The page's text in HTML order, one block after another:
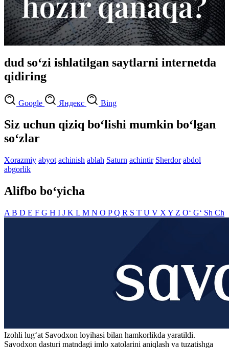
dud so‘zi ishlatilgan saytlarni internetda
qidiring
Google Яндекс Bing
Siz uchun qiziq bo‘lishi mumkin bo‘lgan
so‘zlar
Xorazmiy abyot achinish ablah Saturn achintir Sherdor abdol
abgorlik
Alifbo bo‘yicha
A B D E F G H I J K L M N O PQ R S T U V X Y Z O‘ G‘ Sh Ch
Izohli lugʻat Savodxon loyihasi bilan hamkorlikda yaratildi.
Savodxon dasturi matndagi imlo xatolarini aniqlash va tuzatishga